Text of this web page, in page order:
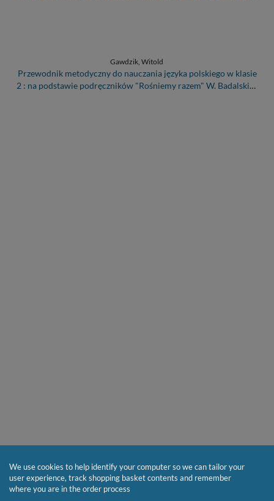
Gawdzik, Witold
Przewodnik metodyczny do nauczania języka polskiego w klasie
2 : na podstawie podręczników "Rośniemy razem" W. Badalskiej,
We use cookies to help identify your computer so we can tailor your
user experience, track shopping basket contents and remember
where you are in the order process